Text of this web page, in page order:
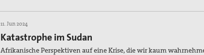
11. Jun 2024
Katastrophe im Sudan
Afrikanische Perspektiven auf eine Krise, die wir kaum